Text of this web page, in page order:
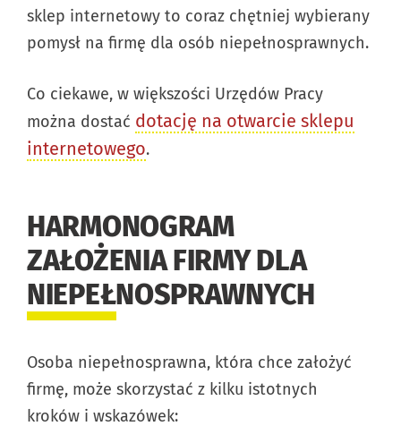
sklep internetowy to coraz chętniej wybierany
pomysł na firmę dla osób niepełnosprawnych.
Co ciekawe, w większości Urzędów Pracy
można dostać dotację na otwarcie sklepu
internetowego.
HARMONOGRAM
ZAŁOŻENIA FIRMY DLA
NIEPEŁNOSPRAWNYCH
Osoba niepełnosprawna, która chce założyć
firmę, może skorzystać z kilku istotnych
kroków i wskazówek: